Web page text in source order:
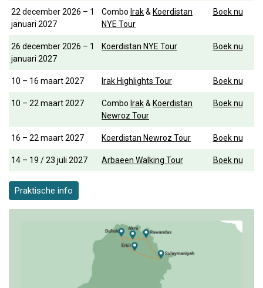
22 december 2026 – 1
januari 2027
Combo Irak& Koerdistan
NYE Tour
Boek nu
26 december 2026 – 1
januari 2027
Koerdistan NYE Tour Boek nu
10 – 16 maart 2027 Irak Highlights Tour Boek nu
10 – 22 maart 2027 Combo Irak& Koerdistan
Newroz Tour
Boek nu
16 – 22 maart 2027 Koerdistan Newroz Tour Boek nu
14 – 19 / 23 juli 2027 Arbaeen Walking Tour Boek nu
Praktische info